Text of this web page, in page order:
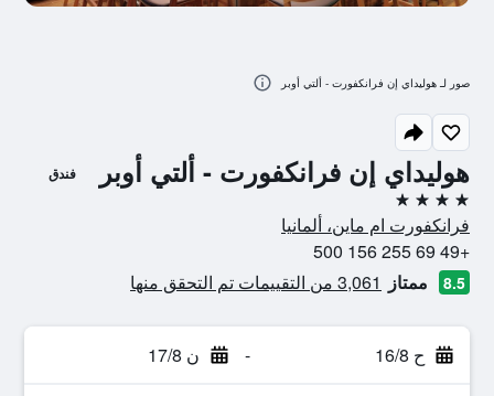
هوليداي إن فرانكفورت - ألتي أوبر فندق
4 نجوم
فرانكفورت ام ماين، ألمانيا
+49 69 255 156 500
8.5 ممتاز 3,061 من التقييمات تم التحقق منها
ح 16/8 - ن 17/8
صور لـ هوليداي إن فرانكفورت - ألتي أوبر